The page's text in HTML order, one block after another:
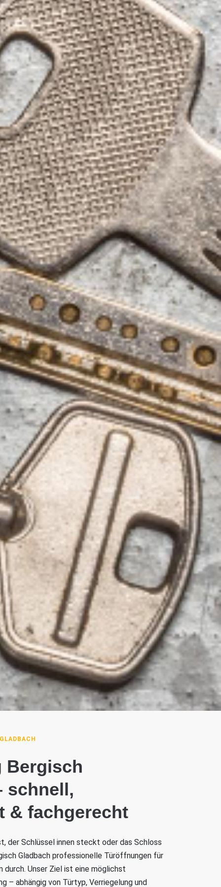
Bergisch
schnell,
& fachgerecht
der Schlüssel innen steckt oder das Schloss
Gladbach professionelle Türöffnungen für
durch. Unser Ziel ist eine möglichst
– abhängig von Türtyp, Verriegelung und